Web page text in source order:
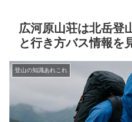
広河原山荘は北岳登
と行き方バス情報を
登山の知識あれこれ